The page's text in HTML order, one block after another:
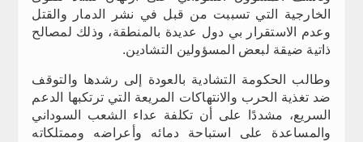
الخارجية التي تسببت من قبل في نشر الدمار والقتل
وعدم الاستقرار بي دول عديدة بالمنطقة، وذلك لمصالح
ذاتية ضيقة لبعض المسؤولين التشادين.
وطالب الحكومة التشادية بالعودة إلى رشدها والتوقف
ضد تغذية الحرب والانتهاكات المريعة التي ترتكبها الدعم
السريع، مشددًا على أن تكلفة عداء الشعب السوداني
والمساعدة على استباحة دمائه وأعراضه وممتلكاته